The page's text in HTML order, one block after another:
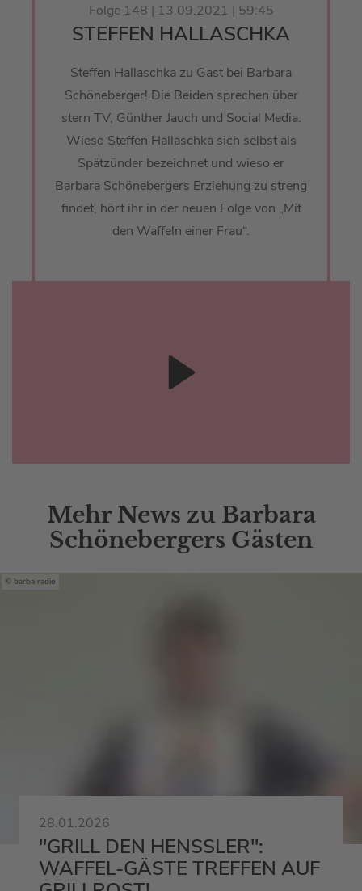
Folge 148 | 13.09.2021 | 59:45
STEFFEN HALLASCHKA
Steffen Hallaschka zu Gast bei Barbara
Schöneberger! Die Beiden sprechen über
stern TV, Günther Jauch und Social Media.
Wieso Steffen Hallaschka sich selbst als
Spätzünder bezeichnet und wieso er
Barbara Schönebergers Erziehung zu streng
findet, hört ihr in der neuen Folge von „Mit
den Waffeln einer Frau“.
Mehr News zu Barbara
Schönebergers Gästen
barba radio
28.01.2026
"GRILL DEN HENSSLER":
WAFFEL-GÄSTE TREFFEN AUF